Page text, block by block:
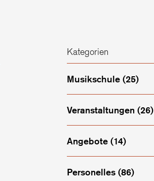
Kategorien
Musikschule (25)
Veranstaltungen (26)
Angebote (14)
Personelles (86)